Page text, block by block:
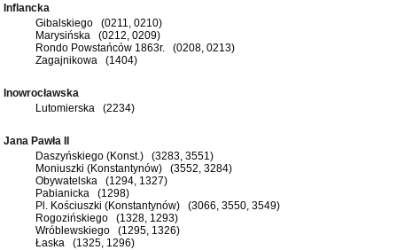
Inflancka
Gibalskiego (0211, 0210)
Marysińska (0212, 0209)
Rondo Powstańców 1863r. (0208, 0213)
Zagajnikowa (1404)
Inowrocławska
Lutomierska (2234)
Jana Pawła II
Daszyńskiego (Konst.) (3283, 3551)
Moniuszki (Konstantynów) (3552, 3284)
Obywatelska (1294, 1327)
Pabianicka (1298)
Pl. Kościuszki (Konstantynów) (3066, 3550, 3549)
Rogozińskiego (1328, 1293)
Wróblewskiego (1295, 1326)
Łaska (1325, 1296)